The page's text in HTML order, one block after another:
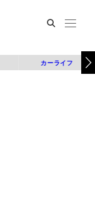
カーライフ